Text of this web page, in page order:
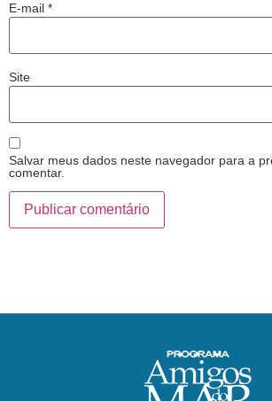
E-mail *
Site
Salvar meus dados neste navegador para a
comentar.